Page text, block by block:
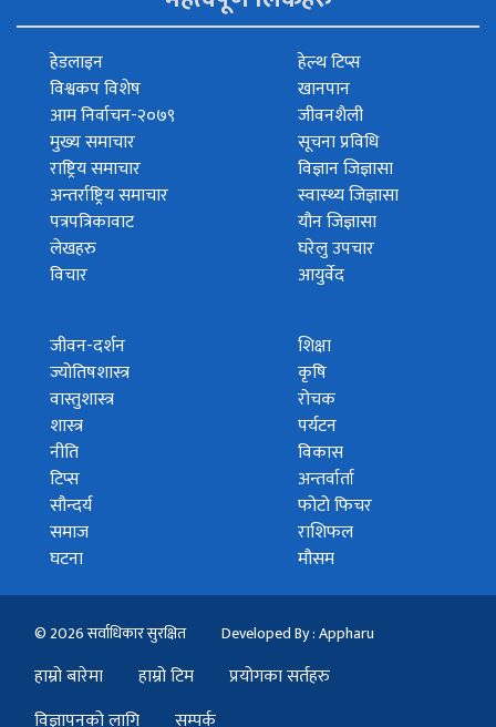
हेडलाइन
विश्वकप विशेष
आम निर्वाचन-२०७९
मुख्य समाचार
राष्ट्रिय समाचार
अन्तर्राष्ट्रिय समाचार
पत्रपत्रिकावाट
लेखहरु
विचार
हेल्थ टिप्स
खानपान
जीवनशैली
सूचना प्रविधि
विज्ञान जिज्ञासा
स्वास्थ्य जिज्ञासा
यौन जिज्ञासा
घरेलु उपचार
आयुर्वेद
जीवन-दर्शन
ज्योतिषशास्त्र
वास्तुशास्त्र
शास्त्र
नीति
टिप्स
सौन्दर्य
समाज
घटना
शिक्षा
कृषि
रोचक
पर्यटन
विकास
अन्तर्वार्ता
फोटो फिचर
राशिफल
मौसम
© 2026 सर्वाधिकार सुरक्षित Developed By : Appharu
हाम्रो बारेमा हाम्रो टिम
प्रयोगका सर्तहरु
विज्ञापनको लागि
सम्पर्क